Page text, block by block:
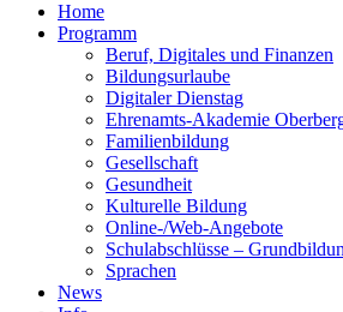
Home
Programm
Beruf, Digitales und Finanzen
Bildungsurlaube
Digitaler Dienstag
Ehrenamts-Akademie
Familienbildung
Gesellschaft
Gesundheit
Kulturelle Bildung
Online-/Web-Angebote
Schulabschlüsse –
Sprachen
News